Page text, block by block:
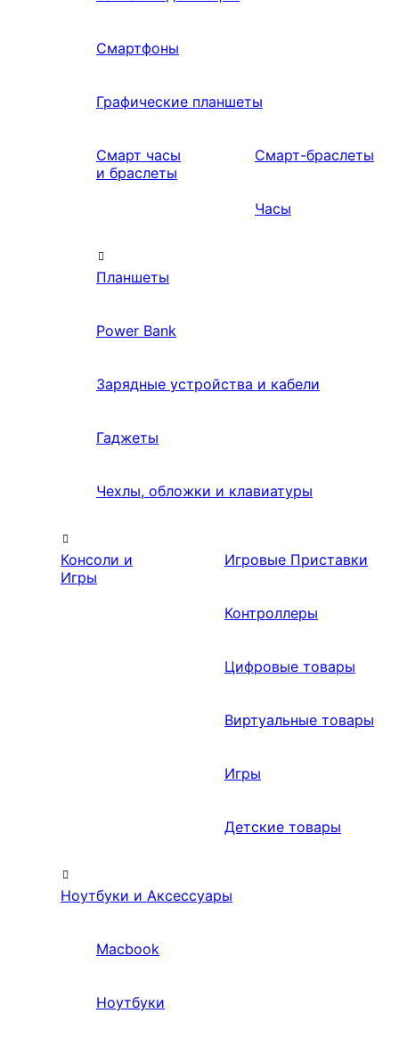
Смартфоны
Графические планшеты
Смарт часы
и браслеты
Смарт-браслеты
Часы
Планшеты
Power Bank
Зарядные устройства и кабели
Гаджеты
Чехлы, обложки и клавиатуры
Консоли и
Игры
Игровые Приставки
Контроллеры
Цифровые товары
Виртуальные товары
Игры
Детские товары
Ноутбуки и Аксессуары
Macbook
Ноутбуки